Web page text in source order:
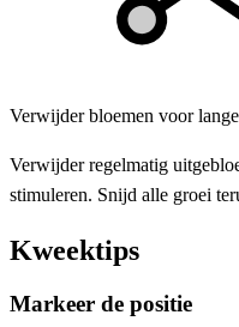
Verwijder bloemen voor
Verwijder regelmatig
stimuleren. Snijd alle groei
Kweektips
Markeer de positie